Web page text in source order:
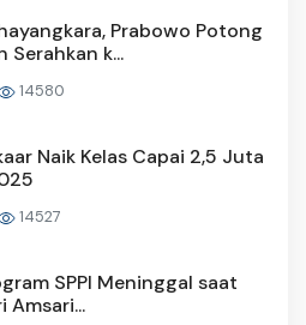
Prabowo Potong
Serahkan k...
14580
Naik Kelas Capai 2,5 Juta
14527
SPPI Meninggal saat
Amsari...